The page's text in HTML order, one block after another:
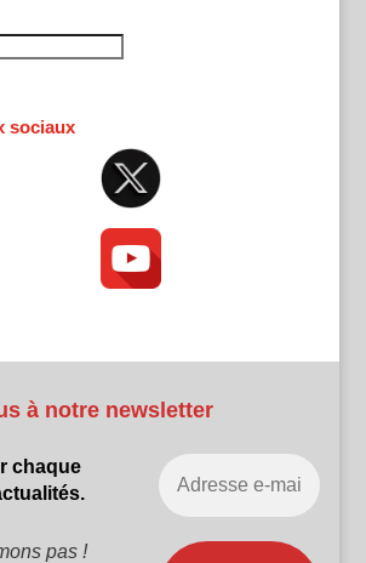
sociaux
à notre newsletter
chaque
pas !